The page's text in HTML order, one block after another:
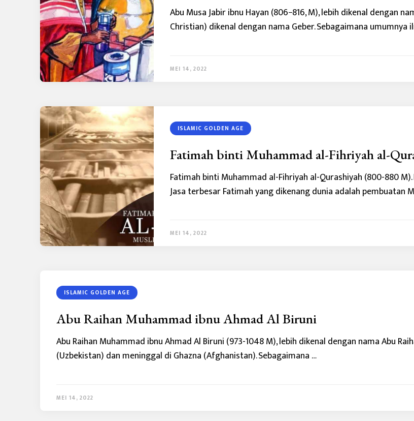
Abu Musa Jabir ibnu Hayan (806−816, M), lebih dikenal dengan
Christian) dikenal dengan nama Geber. Sebagaimana
MEI 14, 2022
ISLAMIC GOLDEN AGE
Fatimah binti Muhammad al-Fihriyah al-
Fatimah binti Muhammad al-Fihriyah al-Qurashiyah (800-880
Jasa terbesar Fatimah yang dikenang dunia adalah pembuatan
MEI 14, 2022
ISLAMIC GOLDEN AGE
Abu Raihan Muhammad ibnu Ahmad Al Biruni
Abu Raihan Muhammad ibnu Ahmad Al Biruni (973-1048 M), lebih dikenal dengan nama Abu
(Uzbekistan) dan meninggal di Ghazna (Afghanistan). Sebagaimana …
MEI 14, 2022